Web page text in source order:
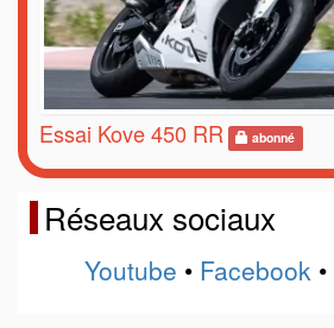
Essai Kove 450 RR abonné
Réseaux sociaux
Youtube • Facebook •